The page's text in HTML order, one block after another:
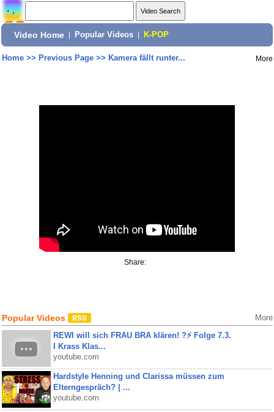
Video Home Popular Videos K-POP
Home>> Previous Page>> Kamera fällt runter... More
Share:
Popular Videos More
REWI will sich FRAU BRA klären! ?⚡️ Folge 7.3.
I Krass Klas...
youtube.com
Hardstyle Henning und Clarissa müssen zum
Elterngespräch? | ...
youtube.com